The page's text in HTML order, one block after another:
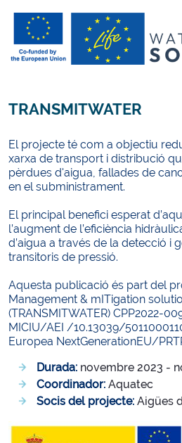
TRANSMITWATER
El projecte té com a objectiu
xarxa de transport i distribució
pèrdues d'aigua, fallades de
en el subministrament.
El principal benefici esperat
l’augment de l’eficiència
d’aigua a través de la detecció i
transitoris de pressió.
Aquesta publicació és part del
Management & mITigation
(TRANSMITWATER) CPP2022-
MICIU/AEI /10.13039/
Europea NextGenerationEU/
Durada: novembre 2023 -
Coordinador: Aquatec
Socis del projecte: Aigües